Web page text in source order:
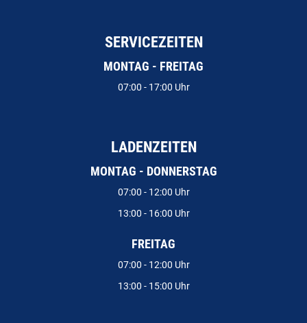
SERVICEZEITEN
MONTAG - FREITAG
07:00 - 17:00 Uhr
LADENZEITEN
MONTAG - DONNERSTAG
07:00 - 12:00 Uhr
13:00 - 16:00 Uhr
FREITAG
07:00 - 12:00 Uhr
13:00 - 15:00 Uhr